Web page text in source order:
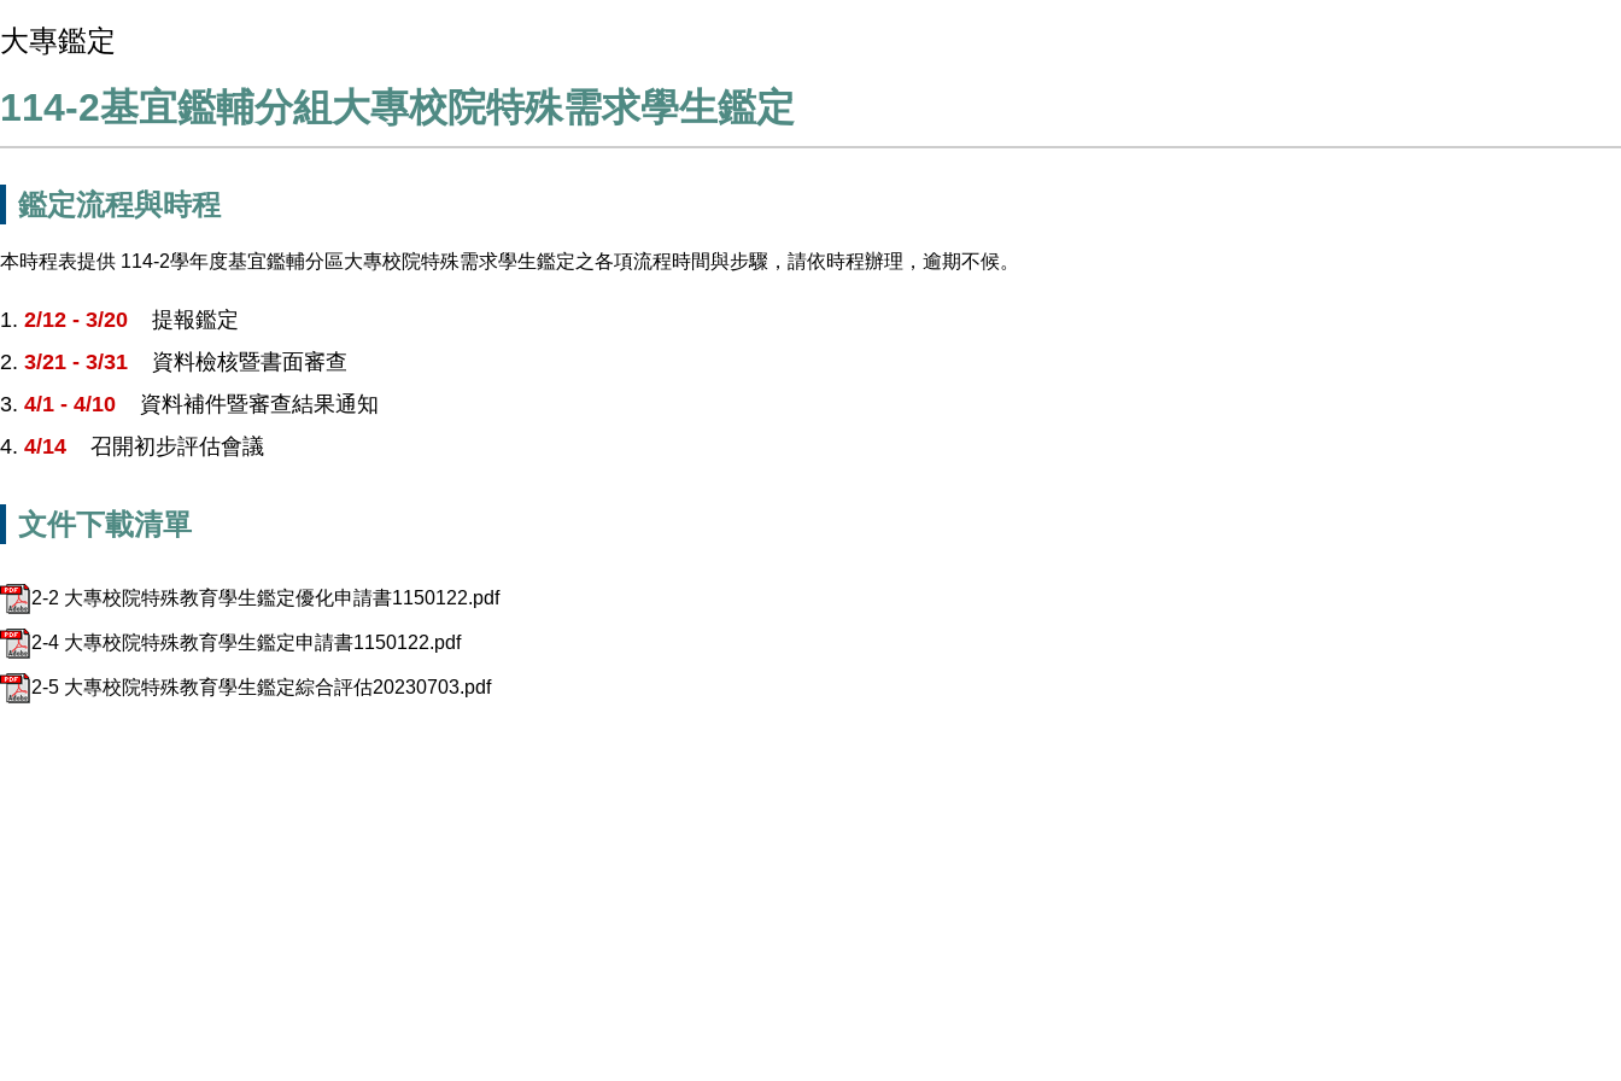
大專鑑定
114-2基宜鑑輔分組大專校院特殊需求學生鑑定
鑑定流程與時程
本時程表提供 114-2學年度基宜鑑輔分區大專校院特殊需求學生鑑定之各項流程時間與步驟，請依時程辦理，逾期不候。
2/12 - 3/20
提報鑑定
3/21 - 3/31
資料檢核暨書面審查
4/1 - 4/10
資料補件暨審查結果通知
4/14
召開初步評估會議
文件下載清單
2-2 大專校院特殊教育學生鑑定優化申請書1150122.pdf
2-4 大專校院特殊教育學生鑑定申請書1150122.pdf
2-5 大專校院特殊教育學生鑑定綜合評估20230703.pdf